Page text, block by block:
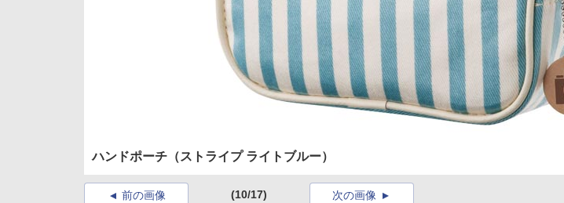
ハンドポーチ（ストライプ ライトブルー）
前の画像 (10/17) 次の画像